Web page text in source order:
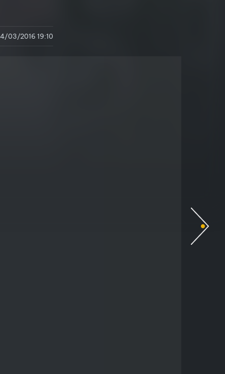
03/2016 19:10